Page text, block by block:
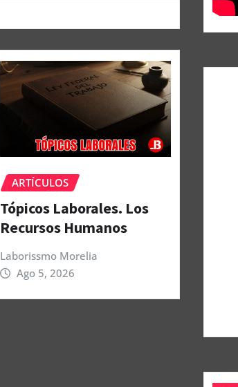
ARTÍCULOS
Tópicos Laborales. Los
Recursos Humanos
Laborissmo Morelia
Ago 5, 2026